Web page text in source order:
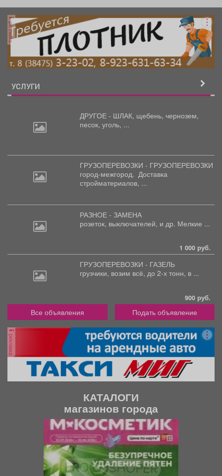
реклама
УСЛУГИ
ДРУГОЕ - ШЛАК, щебень, чернозем,
песок, уголь, ...
ГРУЗОПЕРЕВОЗКИ - ГРУЗОПЕРЕВОЗКИ
город-межгород. Доставка
стройматериалов, ...
РАЗНОЕ - ЗАМЕНА
розеток, выключателей, и др. Мелкие ...
1 000 руб.
ГРУЗОПЕРЕВОЗКИ - ГАЗЕЛЬ
грузчики, возим всё, до 2-х тонн, в ...
900 руб.
Все объявления Подать объявление
реклама
КАТАЛОГИ
магазинов города